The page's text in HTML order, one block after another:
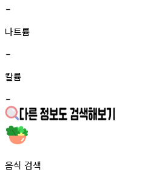
-
나트륨
-
칼륨
-
음식 검색